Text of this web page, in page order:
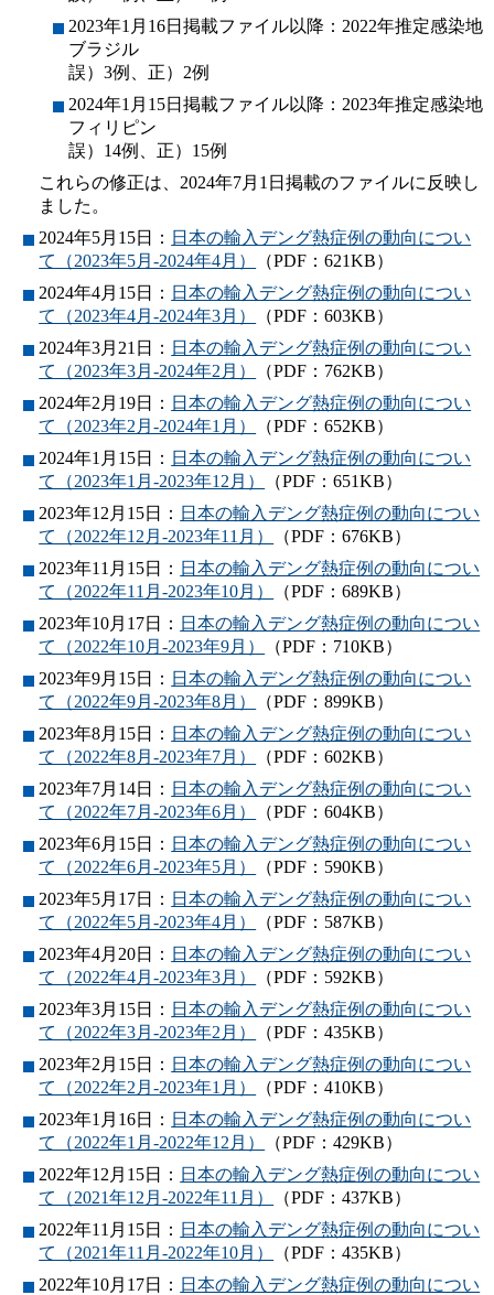
2023年1月16日掲載ファイル以降：2022年推定感染地
ブラジル
誤）3例、正）2例
2024年1月15日掲載ファイル以降：2023年推定感染地
フィリピン
誤）14例、正）15例
これらの修正は、2024年7月1日掲載のファイルに反映し
ました。
2024年5月15日： 日本の輸入デング熱症例の動向につい
て（2023年5月-2024年4月）
（PDF：621KB）
2024年4月15日： 日本の輸入デング熱症例の動向につい
て（2023年4月-2024年3月）
（PDF：603KB）
2024年3月21日： 日本の輸入デング熱症例の動向につい
て（2023年3月-2024年2月）
（PDF：762KB）
2024年2月19日： 日本の輸入デング熱症例の動向につい
て（2023年2月-2024年1月）
（PDF：652KB）
2024年1月15日： 日本の輸入デング熱症例の動向につい
て（2023年1月-2023年12月）
（PDF：651KB）
2023年12月15日： 日本の輸入デング熱症例の動向につい
て（2022年12月-2023年11月）
（PDF：676KB）
2023年11月15日： 日本の輸入デング熱症例の動向につい
て（2022年11月-2023年10月）
（PDF：689KB）
2023年10月17日： 日本の輸入デング熱症例の動向につい
て（2022年10月-2023年9月）
（PDF：710KB）
2023年9月15日： 日本の輸入デング熱症例の動向につい
て（2022年9月-2023年8月）
（PDF：899KB）
2023年8月15日： 日本の輸入デング熱症例の動向につい
て（2022年8月-2023年7月）
（PDF：602KB）
2023年7月14日： 日本の輸入デング熱症例の動向につい
て（2022年7月-2023年6月）
（PDF：604KB）
2023年6月15日： 日本の輸入デング熱症例の動向につい
て（2022年6月-2023年5月）
（PDF：590KB）
2023年5月17日： 日本の輸入デング熱症例の動向につい
て（2022年5月-2023年4月）
（PDF：587KB）
2023年4月20日： 日本の輸入デング熱症例の動向につい
て（2022年4月-2023年3月）
（PDF：592KB）
2023年3月15日： 日本の輸入デング熱症例の動向につい
て（2022年3月-2023年2月）
（PDF：435KB）
2023年2月15日： 日本の輸入デング熱症例の動向につい
て（2022年2月-2023年1月）
（PDF：410KB）
2023年1月16日： 日本の輸入デング熱症例の動向につい
て（2022年1月-2022年12月）
（PDF：429KB）
2022年12月15日： 日本の輸入デング熱症例の動向につい
て（2021年12月-2022年11月）
（PDF：437KB）
2022年11月15日： 日本の輸入デング熱症例の動向につい
て（2021年11月-2022年10月）
（PDF：435KB）
2022年10月17日： 日本の輸入デング熱症例の動向につい